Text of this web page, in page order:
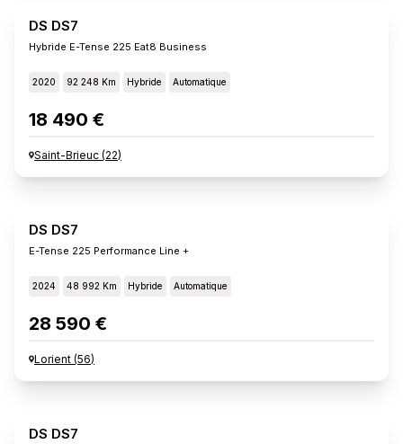
DS DS7
Hybride E-Tense 225 Eat8 Business
2020 92 248 Km Hybride Automatique
18 490 €
Saint-Brieuc (22)
DS DS7
E-Tense 225 Performance Line +
2024 48 992 Km Hybride Automatique
28 590 €
Lorient (56)
DS DS7